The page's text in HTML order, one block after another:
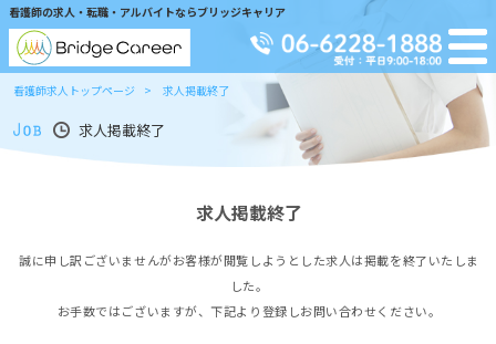
看護師の求人・転職・アルバイトならブリッジキャリア
看護師求人トップページ 求人掲載終了
求人掲載終了
求人掲載終了
誠に申し訳ございませんがお客様が閲覧しようとした求人は掲載を終了いたしま
した。
お手数ではございますが、下記より登録しお問い合わせください。